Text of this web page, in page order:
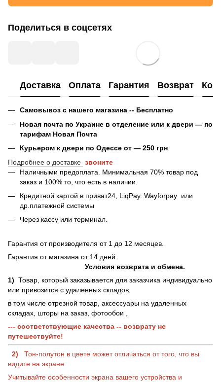
Поделиться в соцсетях
Доставка Оплата Гарантия Возврат
Самовывоз с нашего магазина -- Бесплатно
Новая почта по Украине в отделение или к двери — по
тарифам Новая Почта
Курьером к двери по Одессе от — 250 грн
Подробнее о доставке звоните
Наличными предоплата. Минимальная 70% товар под
заказ и 100% то, что есть в наличии.
Кредитной картой в приват24, LiqPay. Wayforpay или
др.платежной системы
Через кассу или терминал.
Гарантия от производителя от 1 до 12 месяцев.
Гарантия от магазина от 14 дней.
Условия возврата и обмена.
1) Товар, который заказывается для заказчика индивидуально
или привозится с удаленных складов,
в том числе отрезной товар, аксессуары на удаленных
складах, шторы на заказ, фотообои ,
--- соответствующие качества -- возврату не
путешествуйте!
2)
Тон-полутон в цвете может отличаться от того, что вы
видите на экране.
Учитывайте особенности экрана вашего устройства и